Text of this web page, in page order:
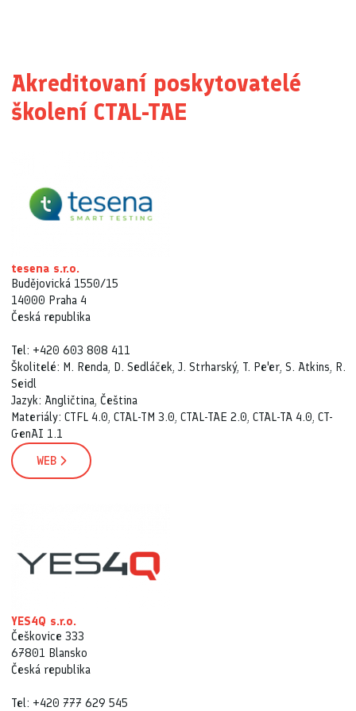
Akreditovaní poskytovatelé
školení CTAL-TAE
tesena s.r.o.
Budějovická 1550/15
14000 Praha 4
Česká republika
Tel: +420 603 808 411
Školitelé: M. Renda, D. Sedláček, J. Strharský, T. Pe'er, S. Atkins, R.
Seidl
Jazyk: Angličtina, Čeština
Materiály: CTFL 4.0, CTAL-TM 3.0, CTAL-TAE 2.0, CTAL-TA 4.0, CT-
GenAI 1.1
WEB
YES4Q s.r.o.
Češkovice 333
67801 Blansko
Česká republika
Tel: +420 777 629 545